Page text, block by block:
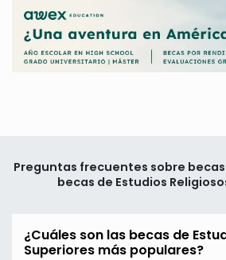
Preguntas frecuentes sobre
becas de Estudios
¿Cuáles son las becas de
Superiores más populares?